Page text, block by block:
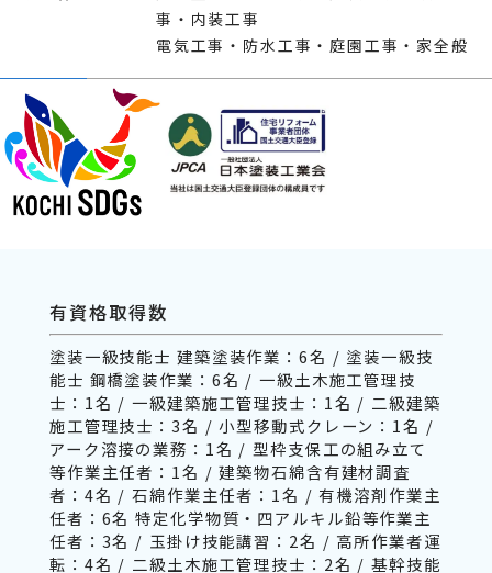
事・内装工事
電気工事・防水工事・庭園工事・家全般
有資格取得数
塗装一級技能士 建築塗装作業：6名 / 塗装一級技
能士 鋼橋塗装作業：6名 / 一級土木施工管理技
士：1名 / 一級建築施工管理技士：1名 / 二級建築
施工管理技士：3名 / 小型移動式クレーン：1名 /
アーク溶接の業務：1名 / 型枠支保工の組み立て
等作業主任者：1名 / 建築物石綿含有建材調査
者：4名 / 石綿作業主任者：1名 / 有機溶剤作業主
任者：6名 特定化学物質・四アルキル鉛等作業主
任者：3名 / 玉掛け技能講習：2名 / 高所作業者運
転：4名 / 二級土木施工管理技士：2名 / 基幹技能